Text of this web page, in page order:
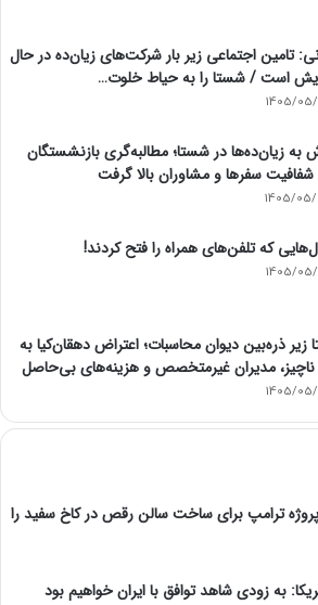
تامین اجتماعی زیر بار شرکت‌های زیان‌ده در حال
است / شستا را به حیاط خلوت…
1405/
به زیان‌ده‌ها در شستا؛ مطالبه‌گری بازنشستگان
شفافیت سفرها و مشاوران بالا گرفت
1405/
که تلفن‌های همراه را فتح کردند!
1405/
زیر ذره‌بین دیوان محاسبات؛ اعتراض دهقان‌کیا به
مدیران غیرمتخصص و هزینه‌های بی‌حاصل
1405/
پروژه ترامپ برای ساخت سالن رقص در کاخ سفید را
به زودی شاهد توافق با ایران خواهیم بود